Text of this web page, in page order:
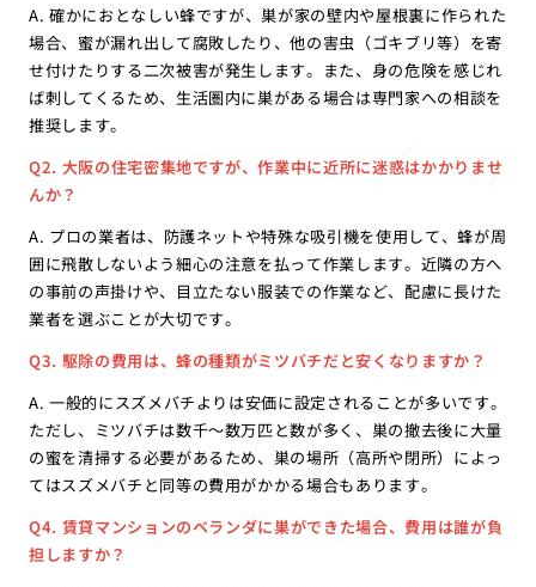
A. 確かにおとなしい蜂ですが、巣が家の壁内や屋根裏に作られた
場合、蜜が漏れ出して腐敗したり、他の害虫（ゴキブリ等）を寄
せ付けたりする二次被害が発生します。また、身の危険を感じれ
ば刺してくるため、生活圏内に巣がある場合は専門家への相談を
推奨します。
Q2. 大阪の住宅密集地ですが、作業中に近所に迷惑はかかりませ
んか？
A. プロの業者は、防護ネットや特殊な吸引機を使用して、蜂が周
囲に飛散しないよう細心の注意を払って作業します。近隣の方へ
の事前の声掛けや、目立たない服装での作業など、配慮に長けた
業者を選ぶことが大切です。
Q3. 駆除の費用は、蜂の種類がミツバチだと安くなりますか？
A. 一般的にスズメバチよりは安価に設定されることが多いです。
ただし、ミツバチは数千〜数万匹と数が多く、巣の撤去後に大量
の蜜を清掃する必要があるため、巣の場所（高所や閉所）によっ
てはスズメバチと同等の費用がかかる場合もあります。
Q4. 賃貸マンションのベランダに巣ができた場合、費用は誰が負
担しますか？